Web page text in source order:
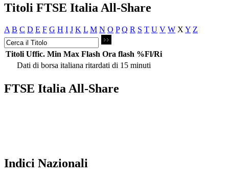
Titoli FTSE Italia All-Share
A B C D E F G H I J K L M N O P Q R S T U V W X Y Z
Titoli Uffic. Min Max Flash Ora flash %Fl/Ri
Dati di borsa italiana ritardati di 15 minuti
FTSE Italia All-Share
Indici Nazionali